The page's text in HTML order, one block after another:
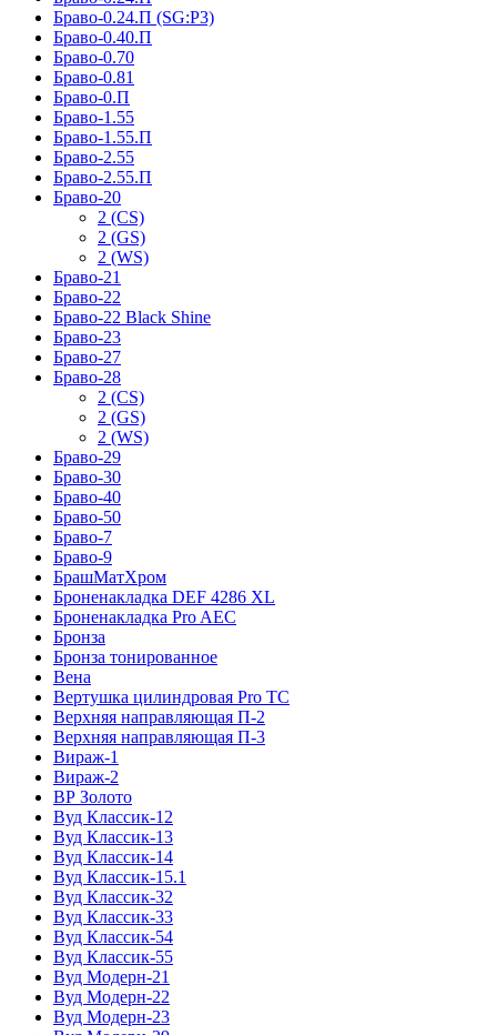
Браво-0.24.П (SG:P3)
Браво-0.40.П
Браво-0.70
Браво-0.81
Браво-0.П
Браво-1.55
Браво-1.55.П
Браво-2.55
Браво-2.55.П
Браво-20
2 (CS)
2 (GS)
2 (WS)
Браво-21
Браво-22
Браво-22 Black Shine
Браво-23
Браво-27
Браво-28
2 (CS)
2 (GS)
2 (WS)
Браво-29
Браво-30
Браво-40
Браво-50
Браво-7
Браво-9
БрашМатХром
Броненакладка DEF 4286 XL
Броненакладка Pro AEC
Бронза
Бронза тонированное
Вена
Вертушка цилиндровая Pro TC
Верхняя направляющая П-2
Верхняя направляющая П-3
Вираж-1
Вираж-2
ВР Золото
Вуд Классик-12
Вуд Классик-13
Вуд Классик-14
Вуд Классик-15.1
Вуд Классик-32
Вуд Классик-33
Вуд Классик-54
Вуд Классик-55
Вуд Модерн-21
Вуд Модерн-22
Вуд Модерн-23